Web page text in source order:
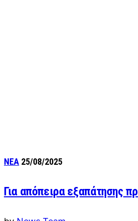
ΝΕΑ 25/08/2025
Για απόπειρα εξαπάτησης